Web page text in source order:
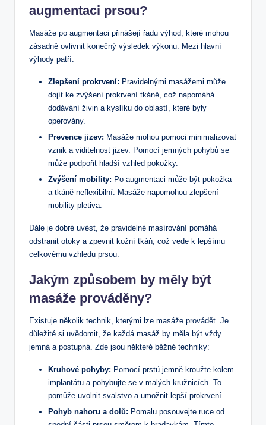
augmentaci prsou?
Masáže po augmentaci přinášejí řadu výhod, které mohou
zásadně ovlivnit konečný výsledek výkonu. Mezi hlavní
výhody patří:
Zlepšení prokrvení: Pravidelnými masážemi může
dojít ke zvýšení prokrvení tkáně, což napomáhá
dodávání živin a kyslíku do oblastí, které byly
operovány.
Prevence jizev: Masáže mohou pomoci minimalizovat
vznik a viditelnost jizev. Pomocí jemných pohybů se
může podpořit hladší vzhled pokožky.
Zvýšení mobility: Po augmentaci může být pokožka
a tkáně neflexibilní. Masáže napomohou zlepšení
mobility pletiva.
Dále je dobré uvést, že pravidelné masírování pomáhá
odstranit otoky a zpevnit kožní tkáň, což vede k lepšímu
celkovému vzhledu prsou.
Jakým způsobem by měly být
masáže prováděny?
Existuje několik technik, kterými lze masáže provádět. Je
důležité si uvědomit, že každá masáž by měla být vždy
jemná a postupná. Zde jsou některé běžné techniky:
Kruhové pohyby: Pomocí prstů jemně kroužte kolem
implantátu a pohybujte se v malých kružnicích. To
pomůže uvolnit svalstvo a umožnit lepší prokrvení.
Pohyb nahoru a dolů: Pomalu posouvejte ruce od